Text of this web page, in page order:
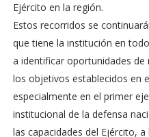
Ejército en la región.
Estos recorridos se
que tiene la institución en
a identificar oportunidades
los objetivos establecidos en
especialmente en el primer
institucional de la defensa
las capacidades del Ejército,